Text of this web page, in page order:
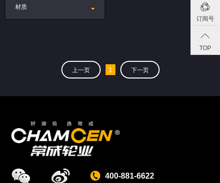
订阅号
TOP
材质
上一页 1 下一页
400-881-6622